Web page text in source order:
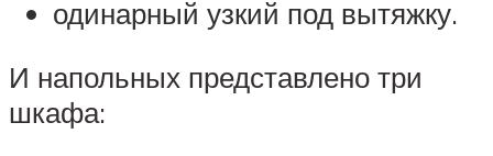
одинарный узкий под вытяжку.
И напольных представлено три
шкафа: